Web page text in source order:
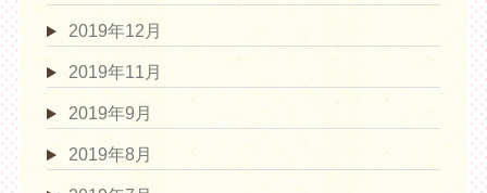
2019年12月
2019年11月
2019年9月
2019年8月